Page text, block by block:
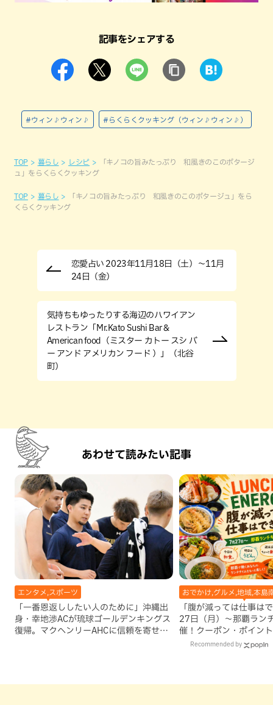
記事をシェアする
#ウィン♪ウィン♪ #らくらくクッキング（ウィン♪ウィン♪）
TOP 暮らし レシピ
「キノコの旨みたっぷり 和風きのこのポタージ
ュ」をらくらくクッキング
TOP 暮らし
「キノコの旨みたっぷり 和風きのこのポタージュ」をら
くらくクッキング
恋愛占い 2023年11月18日（土）～11月
24日（金）
気持ちもゆったりする海辺のハワイアン
レストラン「Mr.Kato Sushi Bar＆
American food（ミスター カトー スシ バ
ー アンド アメリカン フード ）」（北谷
町）
あわせて読みたい記事
エンタメ,スポーツ
「一番恩返ししたい人のために」沖縄出
身・幸地渉ACが琉球ゴールデンキングス
復帰。マクヘンリーAHCに信頼を寄せる
おでかけ,グルメ,地域,本島
「腹が減っては仕事は
27日（月）〜那覇ラン
催！クーポン・ポイン
ズが当たる12日間
Recommended by